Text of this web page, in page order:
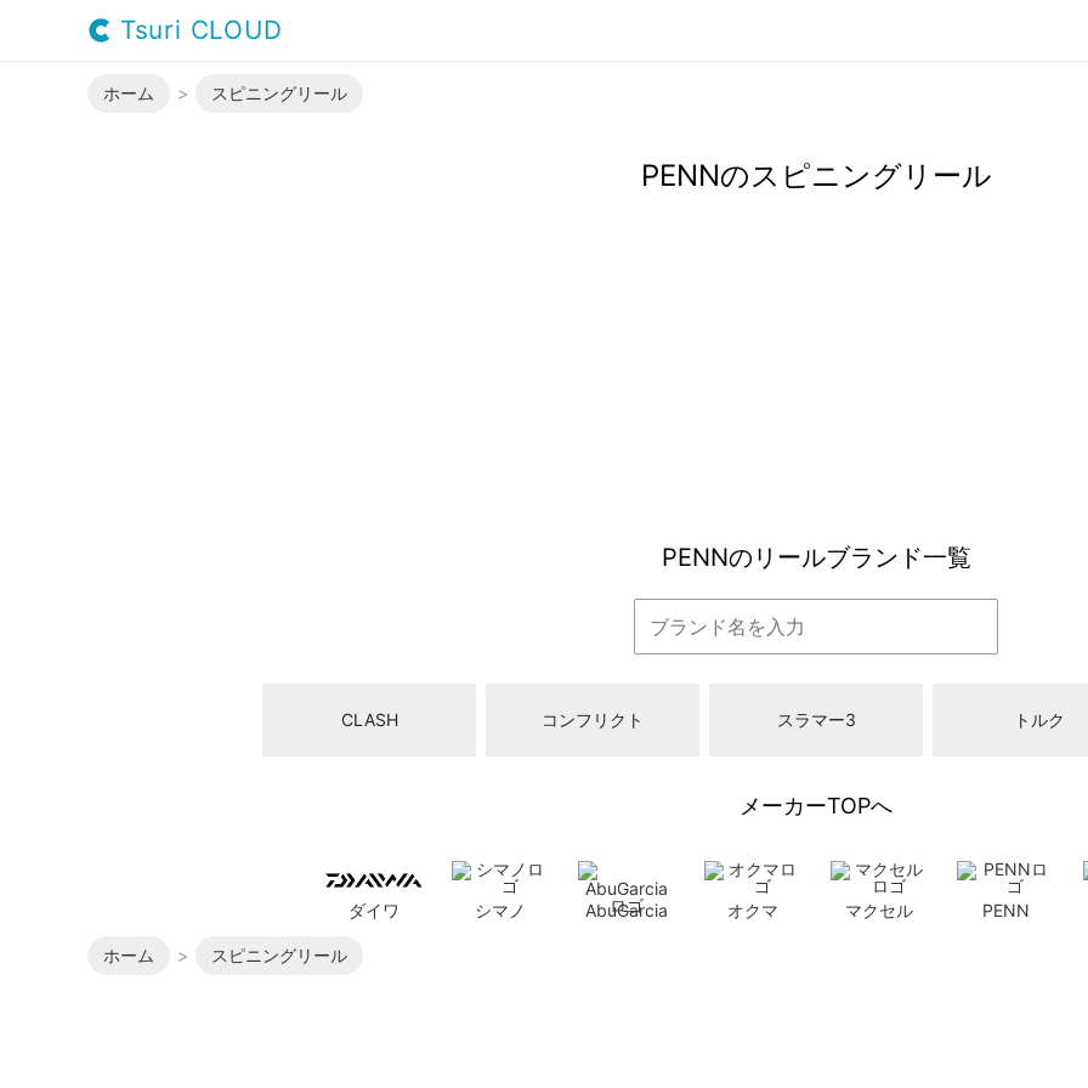
Tsuri CLOUD
ホーム スピニングリール
PENNのスピニングリール
PENNのリールブランド一覧
CLASH コンフリクト スラマー3 トルク
メーカーTOPへ
ダイワ シマノ AbuGarcia オクマ マクセル PENN
ホーム スピニングリール